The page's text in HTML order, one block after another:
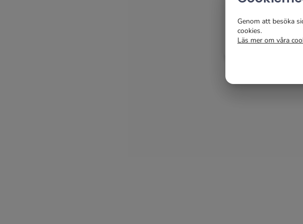
Letar du efter
https://
Genom att besöka
cookies.
Läs mer om våra